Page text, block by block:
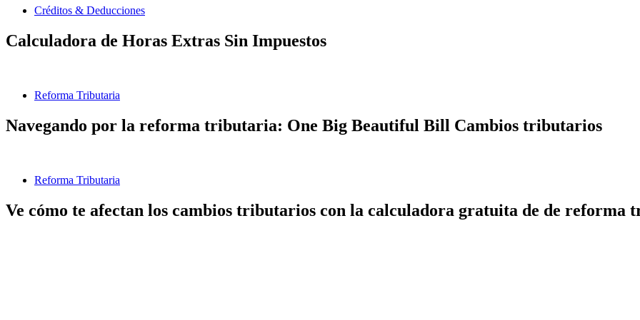
Créditos & Deducciones
Calculadora de Horas Extras Sin Impuestos
Reforma Tributaria
Navegando por la reforma tributaria: One Big Beautiful Bill Cambios tributarios
Reforma Tributaria
Ve cómo te afectan los cambios tributarios con la calculadora gratuita de de reforma